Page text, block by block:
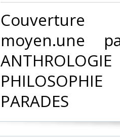
moyen.une
PHILOSOPHIE
PARADES‎